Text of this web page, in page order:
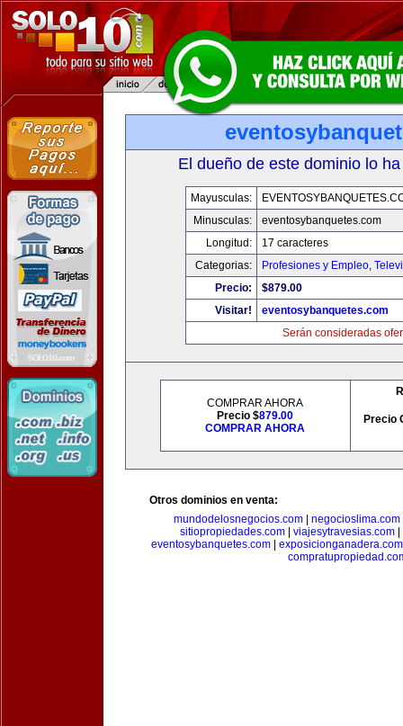
El dueño de este dominio lo
Mayusculas:
Minusculas:
eventosybanquetes.com
Longitud:
17 caracteres
Categorias:
Profesiones y Empleo,
Precio:
$879.00
Visitar!
eventosybanquetes.com
Serán consideradas
COMPRAR AHORA
Precio $879.00
COMPRAR AHORA
Precio
Otros dominios en venta:
mundodelosnegocios.com| negocioslima.com
sitiopropiedades.com| viajesytravesias.com|
eventosybanquetes.com| exposicionganadera.com